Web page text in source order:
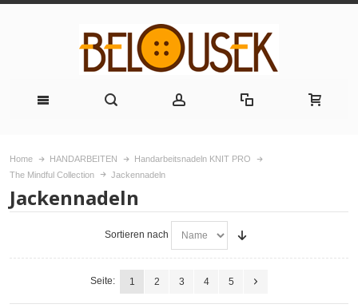
Home HANDARBEITEN
Handarbeitsnadeln KNIT PRO
The Mindful Collection
Jackennadeln
Jackennadeln
Sortieren nach
Seite: 1 2 3 4 5